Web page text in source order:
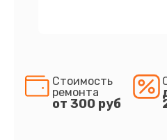
Стоимость
ремонта
от 300 руб